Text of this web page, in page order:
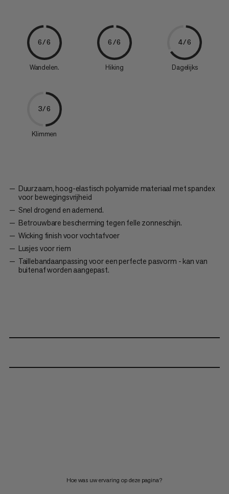
6/6
Wandelen.
6/6
Hiking
4/6
Dagelijks
3/6
Klimmen
Duurzaam, hoog-elastisch polyamide materiaal met spandex
voor bewegingsvrijheid
Snel drogend en ademend.
Betrouwbare bescherming tegen felle zonneschijn.
Wicking finish voor vochtafvoer
Lusjes voor riem
Taillebandaanpassing voor een perfecte pasvorm - kan van
buitenaf worden aangepast.
Hoe was uw ervaring op deze pagina?